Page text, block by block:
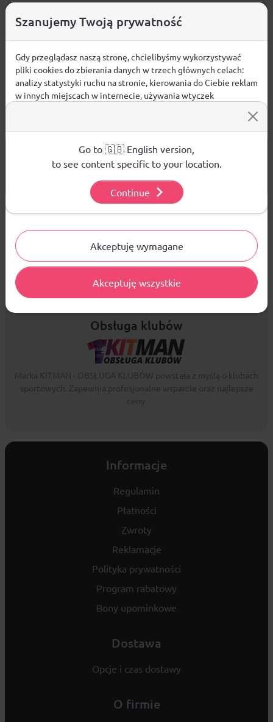
DARMOWA WYSYŁKAod 299 PLN
NA ZWROT TOWARU
Sprzedaż hurtowa
Platforma B2B zapewnia profesjonalną obsługę biznesową i
najlepsze ceny dla odbiorców hurtowych.
Obsługa klubów
Informacje
Regulamin
Płatności
Zwroty
Reklamacje
Polityka prywatności
Program rabatowy
Bony upominkowe
Dostawa
Opcje i czas dostawy
O firmie
Szanujemy Twoją prywatność
Gdy przeglądasz naszą stronę, chcielibyśmy wykorzystywać
pliki cookies do zbierania danych w trzech głównych celach:
analizy statystyki ruchu na stronie, kierowania do Ciebie reklam
w innych miejscach w internecie, używania wtyczek
używanych plików cookies.
Aby dowiedzieć się więcej o plikach cookie i tym, jak
wykorzystujemy Twoje dane, odwiedź naszą Polityką
Akceptuję wymagane
Akceptuję wszystkie
Go to 🇬🇧 English version,
to see content specific to your location.
Continue